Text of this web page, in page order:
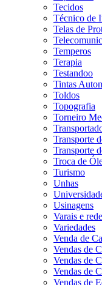
Tecidos
Técnico de
Telas de
Temperos
Terapia
Testandoo
Tintas
Toldos
Topografia
Torneiro
Transporte
Transporte
Troca de
Turismo
Unhas
Usinagens
Varais e
Variedades
Venda de
Vendas de
Vendas de
Vendas de
Vendas de